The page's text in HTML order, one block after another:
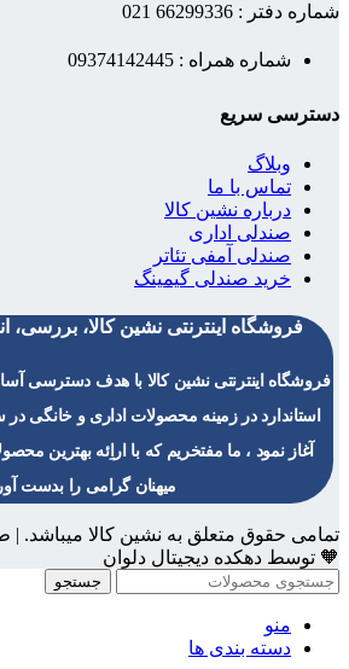
شماره دفتر : 66299336 021
شماره همراه : 09374142445
دسترسی سریع
وبلاگ
تماس با ما
درباره نشین کالا
صندلی اداری
صندلی آمفی تئاتر
خرید صندلی گیمینگ
فروشگاه اینترنتی نشین کالا، بررسی،
فروشگاه اینترنتی نشین کالا با هدف دسترسی
آغاز نمود ، ما مفتخریم که با اراِئه بهترین
میهنان گرامی را بدست
تمامی حقوق متعلق به نشین کالا میباشد.
🧡 توسط دهکده دیجیتال دلوان
جستجو
منو
دسته بندی ها